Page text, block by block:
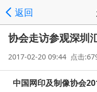
返回
协会走访参观深圳
2017-02-20 09:44 点击
中国网印及制像协会